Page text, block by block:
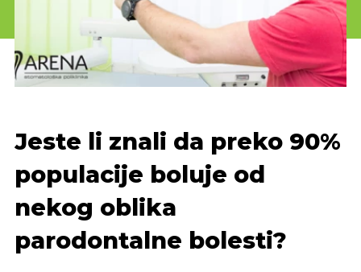
Jeste li znali da preko 90%
populacije boluje od
nekog oblika
parodontalne bolesti?